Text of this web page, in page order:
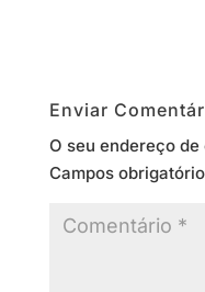
Enviar
O seu endereço
Campos